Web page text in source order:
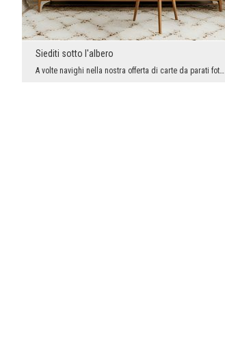
Siediti sotto l'albero
A volte navighi nella nostra offerta di carte da parati fotografiche e non puoi scegliere qualcos...